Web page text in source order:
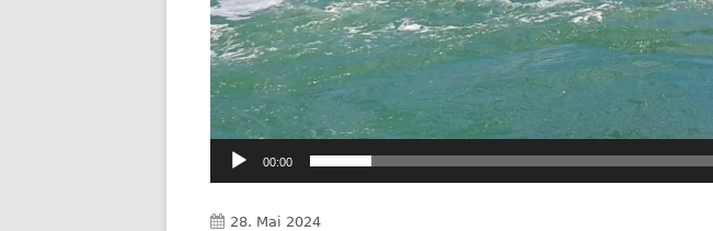
00:00
Veröffentlicht
28. Mai 2024